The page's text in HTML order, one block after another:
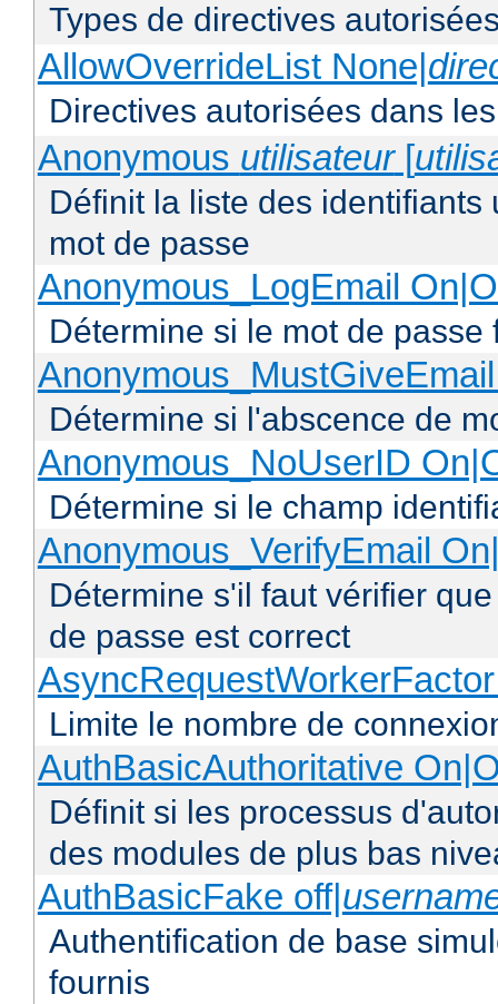
Types de directives
AllowOverrideList None|
Directives autorisées dans
Anonymous utilisateur[
Définit la liste des
mot de passe
Anonymous_LogEmail
Détermine si le mot de
Détermine si l'abscence de
Anonymous_NoUserID
Détermine si le champ
Anonymous_VerifyEmail
Détermine s'il faut vérifier
de passe est correct
Limite le nombre de
AuthBasicAuthoritative
Définit si les processus
des modules de plus bas
AuthBasicFake off|
Authentification de base
fournis